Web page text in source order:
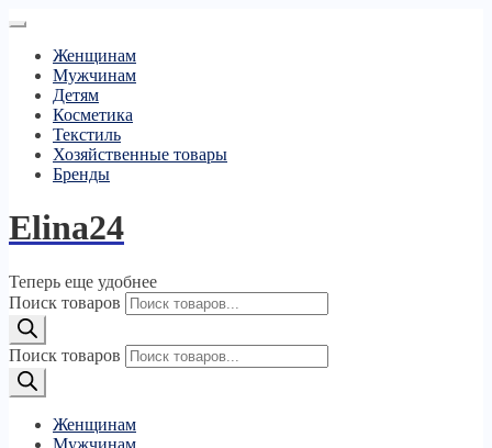
Женщинам
Мужчинам
Детям
Косметика
Текстиль
Хозяйственные товары
Бренды
Elina24
Теперь еще удобнее
Поиск товаров
Поиск товаров
Женщинам
Мужчинам